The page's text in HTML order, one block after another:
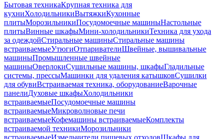
Бытовая техникаКрупная техника для
кухниХолодильникиВытяжкиКухонные
плитыМорозильникиПосудомоечные машиныНастольные
плитыВинные шкафыМини-холодильникиТехника для ухода
за одеждойСтиральные машиныСтиральные машины
встраиваемыеУтюгиОтпаривателиШвейные, вышивальные
машиныПромышленные швейные
машиныОверлокиСушильные машины, шкафыГладильные
системы, прессыМашинки для удаления катышковСушилки
для обувиВстраиваемая техника, оборудованиеВарочные
панелиДуховые шкафыХолодильники
встраиваемыеПосудомоечные машины
встраиваемыеМикроволновые печи
встраиваемыеКофемашины встраиваемыеКомплекты
встраиваемой техникиМорозильники
встраиваемыеИзмельчители пищевых отходовШкафы для